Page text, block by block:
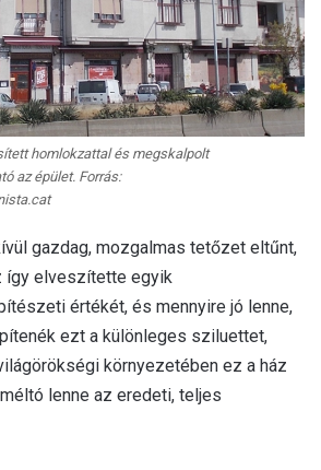
homlokzattal és megskalpolt
az épület. Forrás:
gazdag, mozgalmas tetőzet eltűnt,
így elveszítette egyik
értékét, és mennyire jó lenne,
ezt a különleges sziluettet,
környezetében ez a ház
lenne az eredeti, teljes